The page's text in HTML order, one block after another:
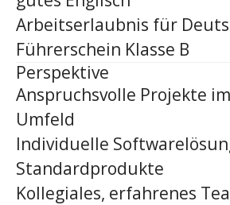
Arbeitserlaubnis für
Führerschein Klasse B
Perspektive
Anspruchsvolle Projekte
Umfeld
Individuelle
Standardprodukte
Kollegiales, erfahrenes